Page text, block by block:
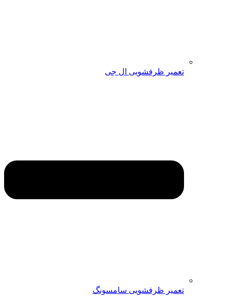
تعمیر ظرفشویی ال جی
تعمیر ظرفشویی سامسونگ